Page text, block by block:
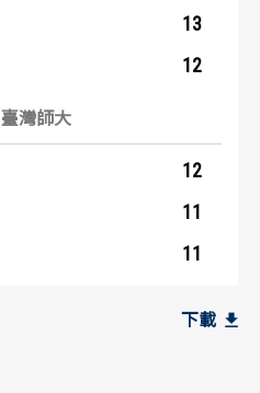
13
12
臺灣師大
12
11
11
下載